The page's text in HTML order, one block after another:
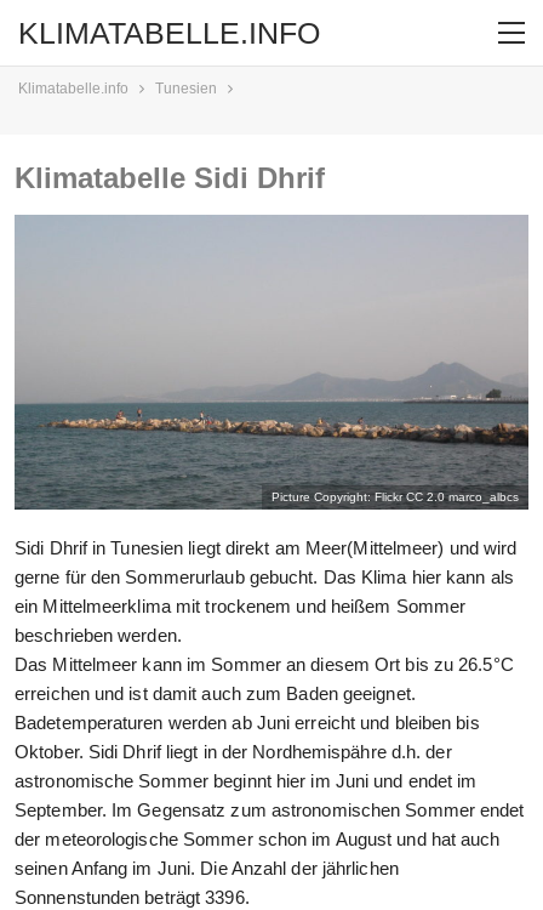
KLIMATABELLE.INFO
Klimatabelle.info Tunesien
Klimatabelle Sidi Dhrif
Picture Copyright: Flickr CC 2.0marco_albcs
Sidi Dhrif in Tunesien liegt direkt am Meer(Mittelmeer) und wird
gerne für den Sommerurlaub gebucht. Das Klima hier kann als
ein Mittelmeerklima mit trockenem und heißem Sommer
beschrieben werden.
Das Mittelmeer kann im Sommer an diesem Ort bis zu 26.5°C
erreichen und ist damit auch zum Baden geeignet.
Badetemperaturen werden ab Juni erreicht und bleiben bis
Oktober. Sidi Dhrif liegt in der Nordhemispähre d.h. der
astronomische Sommer beginnt hier im Juni und endet im
September. Im Gegensatz zum astronomischen Sommer endet
der meteorologische Sommer schon im August und hat auch
seinen Anfang im Juni. Die Anzahl der jährlichen
Sonnenstunden beträgt 3396.